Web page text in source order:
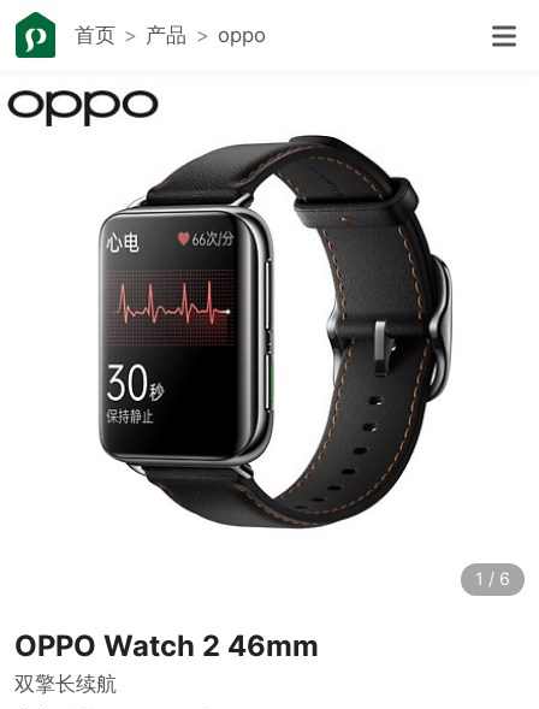
首页 产品 oppo
1 / 6
OPPO Watch 2 46mm
双擎长续航